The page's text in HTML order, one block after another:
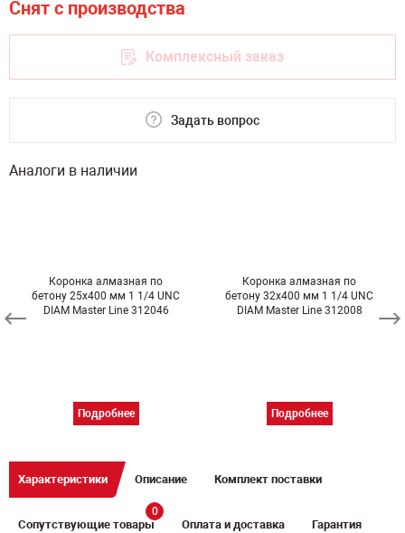
Комплексный заказ
Задать вопрос
Аналоги в наличии
Коронка алмазная по
бетону 25х400 мм 1 1/4 UNC
DIAM Master Line 312046
Подробнее
Коронка алмазная по
бетону 32х400 мм 1 1/4 UNC
DIAM Master Line 312008
Подробнее
Характеристики Описание Комплект поставки
Сопутствующие товары
0
Оплата и доставка Гарантия